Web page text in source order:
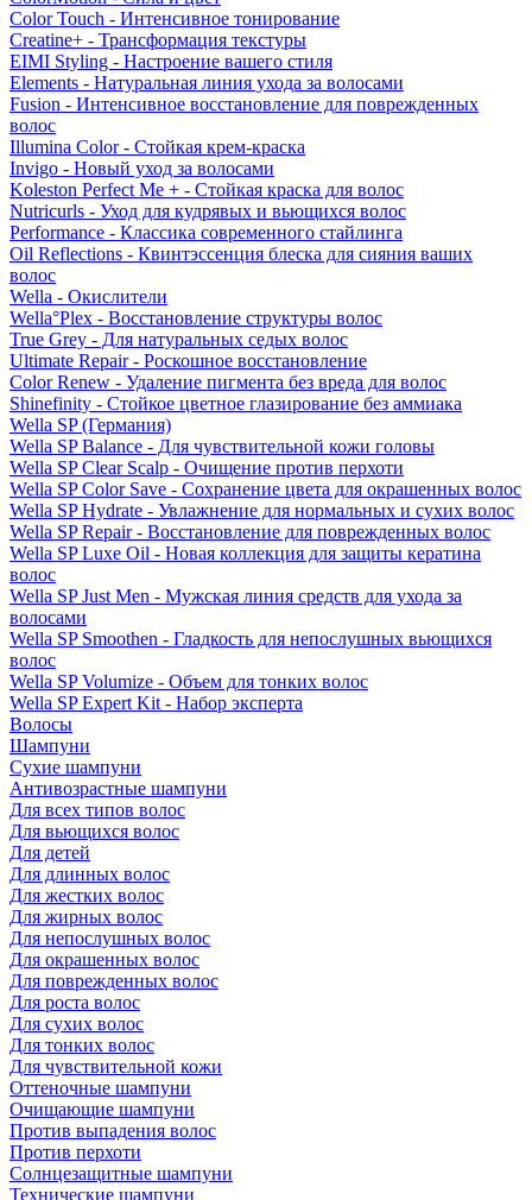
Color Touch - Интенсивное тонирование
Creatine+ - Трансформация текстуры
EIMI Styling - Настроение вашего стиля
Elements - Натуральная линия ухода за волосами
Fusion - Интенсивное восстановление для поврежденных
волос
Illumina Color - Стойкая крем-краска
Invigo - Новый уход за волосами
Koleston Perfect Me + - Стойкая краска для волос
Nutricurls - Уход для кудрявых и вьющихся волос
Performance - Классика современного стайлинга
Oil Reflections - Квинтэссенция блеска для сияния ваших
волос
Wella - Окислители
Wella°Plex - Восстановление структуры волос
True Grey - Для натуральных седых волос
Ultimate Repair - Роскошное восстановление
Color Renew - Удаление пигмента без вреда для волос
Shinefinity - Стойкое цветное глазирование без аммиака
Wella SP (Германия)
Wella SP Balance - Для чувствительной кожи головы
Wella SP Clear Scalp - Очищение против перхоти
Wella SP Color Save - Сохранение цвета для окрашенных волос
Wella SP Hydrate - Увлажнение для нормальных и сухих волос
Wella SP Repair - Восстановление для поврежденных волос
Wella SP Luxe Oil - Новая коллекция для защиты кератина
волос
Wella SP Just Men - Мужская линия средств для ухода за
волосами
Wella SP Smoothen - Гладкость для непослушных вьющихся
волос
Wella SP Volumize - Объем для тонких волос
Wella SP Expert Kit - Набор эксперта
Волосы
Шампуни
Сухие шампуни
Антивозрастные шампуни
Для всех типов волос
Для вьющихся волос
Для детей
Для длинных волос
Для жестких волос
Для жирных волос
Для непослушных волос
Для окрашенных волос
Для поврежденных волос
Для роста волос
Для сухих волос
Для тонких волос
Для чувствительной кожи
Оттеночные шампуни
Очищающие шампуни
Против выпадения волос
Против перхоти
Солнцезащитные шампуни
Технические шампуни